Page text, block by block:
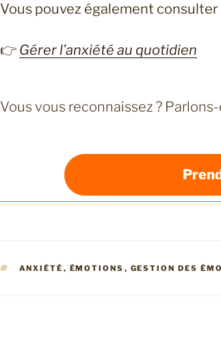
Vous pouvez également consulter
👉 Gérer l’anxiété au quotidien
Vous vous reconnaissez ?
P
ÉTIQUETTES
ANXIÉTÉ , ÉMOTIONS , GESTION DES